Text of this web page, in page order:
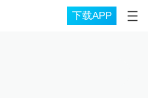
下载APP